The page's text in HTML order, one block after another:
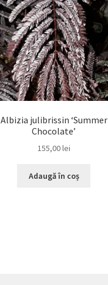
Albizia julibrissin ‘Summer
Chocolate’
155,00lei
Adaugă în coș